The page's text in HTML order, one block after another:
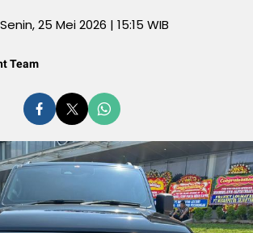
25 Mei 2026 | 15:15 WIB
Team